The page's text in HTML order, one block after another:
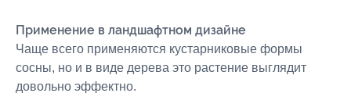
Применение в ландшафтном дизайне
Чаще всего применяются кустарниковые формы
сосны, но и в виде дерева это растение выглядит
довольно эффектно.